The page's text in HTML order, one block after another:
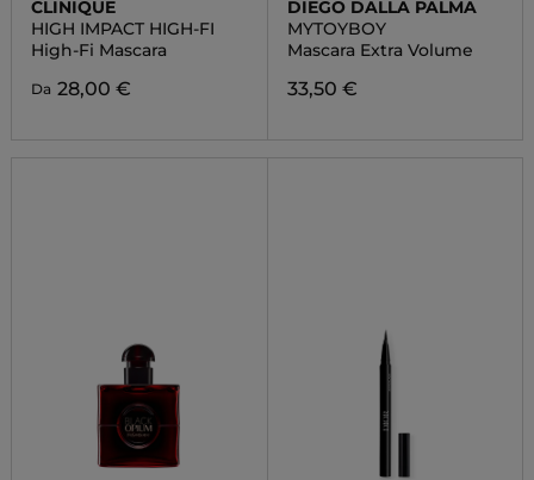
CLINIQUE
HIGH IMPACT HIGH-FI
High-Fi Mascara
Da 28,00 €
DIEGO DALLA PALMA
MYTOYBOY
Mascara Extra Volume
33,50 €